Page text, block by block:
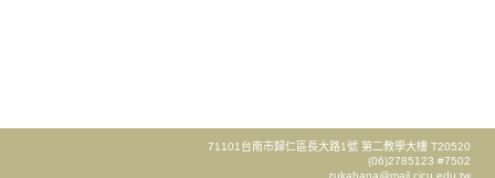
71101台南市歸仁區長大路1號 第二教學大樓 T20520
(06)2785123 #7502